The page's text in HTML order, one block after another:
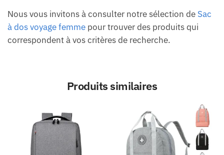
Nous vous invitons à consulter notre sélection de Sac
à dos voyage femme pour trouver des produits qui
correspondent à vos critères de recherche.
Produits similaires